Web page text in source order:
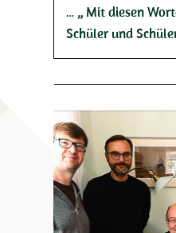
… „ Mit diesen
Schüler und